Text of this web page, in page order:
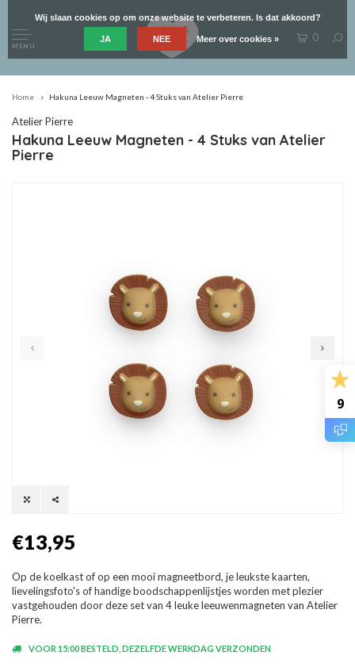
9
MENU
0
Home Hakuna Leeuw Magneten - 4 Stuks van Atelier Pierre
Atelier Pierre
Hakuna Leeuw Magneten - 4 Stuks van Atelier
Pierre
€13,95
Op de koelkast of op een mooi magneetbord, je leukste kaarten,
lievelingsfoto's of handige boodschappenlijstjes worden met plezier
vastgehouden door deze set van 4 leuke leeuwenmagneten van Atelier
Pierre.
VOOR 15:00 BESTELD, DEZELFDE WERKDAG VERZONDEN
Wij slaan cookies op om onze website te verbeteren. Is dat akkoord?
JA NEE Meer over cookies »